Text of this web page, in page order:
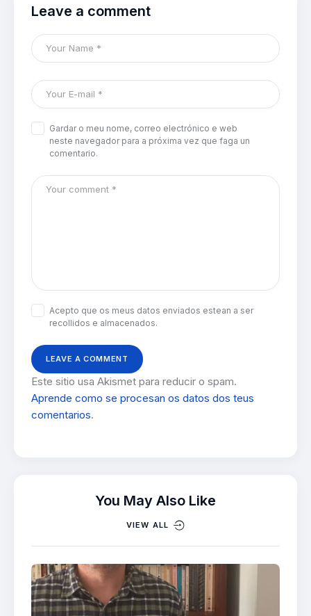
Leave a comment
Gardar o meu nome, correo electrónico e web
neste navegador para a próxima vez que faga un
comentario.
Acepto que os meus datos enviados estean a ser
recollidos e almacenados.
Este sitio usa Akismet para reducir o spam.
Aprende como se procesan os datos dos teus
comentarios.
You May Also Like
VIEW ALL